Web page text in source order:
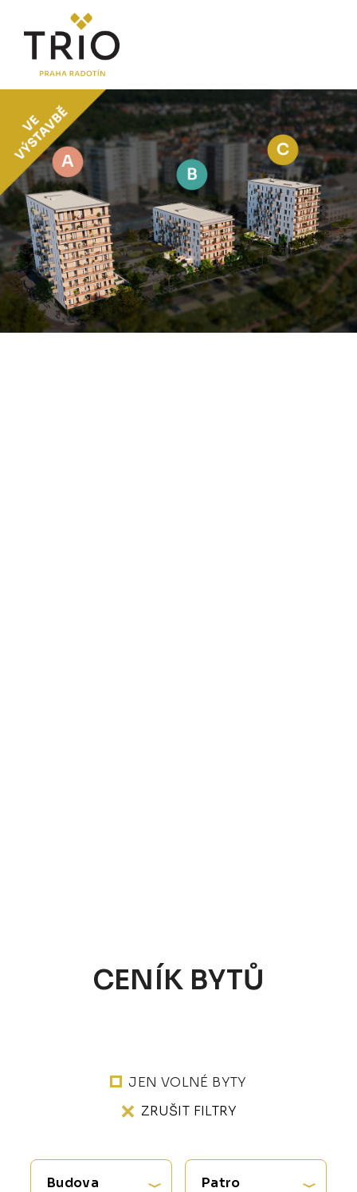
O PROJEKTU
Proč TRIO Radotín
FAQ sekce
Novinky
Postup koupě a financování
LOKALITA
CENÍK
Byty
CENÍK BYTŮ
JEN VOLNÉ BYTY
ZRUŠIT FILTRY
Budova Patro